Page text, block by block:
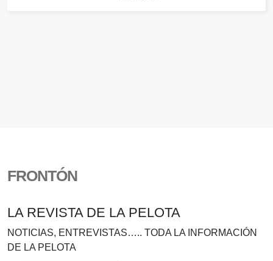
FRONTÓN
LA REVISTA DE LA PELOTA
NOTICIAS, ENTREVISTAS….. TODA LA INFORMACIÓN
DE LA PELOTA